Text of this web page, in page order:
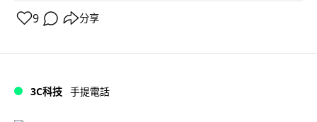
9 分享
3C科技 手提電話